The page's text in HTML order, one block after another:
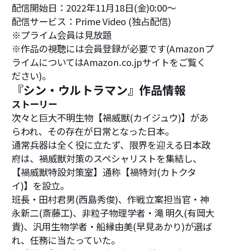
配信開始日：2022年11月18日(金)0:00～
配信サービス：Prime Video (独占配信)
※プライム会員は見放題
※作品の視聴には会員登録が必要です(Amazonプ
ライムについてはAmazon.co.jpサイトをご覧く
ださい)。
『シン・ウルトラマン』作品情報
ストーリー
次々と巨大不明生物【禍威獣(カイジュウ)】があ
らわれ、その存在が日常となった日本。
通常兵器は全く役に立たず、限界を迎える日本政
府は、禍威獣対策のスペシャリストを集結し、
【禍威獣特設対策室】通称【禍特対(カトクタ
イ)】を設立。
班長・田村君男(西島秀俊)、作戦立案担当官・神
永新二(斎藤工)、非粒子物理学者・滝 明久(有岡大
貴)、汎用生物学者・船縁由美(早見あかり)が選ば
れ、任務に当たっていた。